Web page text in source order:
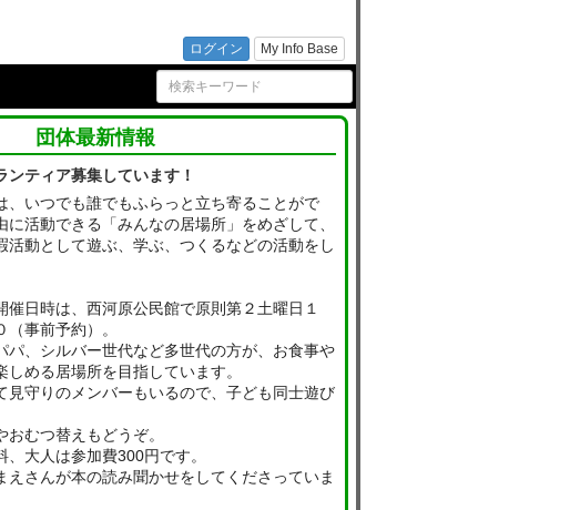
ログイン My Info Base
ンター
団体最新情報
ティア募集しています！
、いつでも誰でもふらっと立ち寄ることがで
に活動できる「みんなの居場所」をめざして、
活動として遊ぶ、学ぶ、つくるなどの活動をし
催日時は、西河原公民館で原則第２土曜日１
事前予約）。
パ、シルバー世代など多世代の方が、お食事や
める居場所を目指しています。
見守りのメンバーもいるので、子ども同士遊び
おむつ替えもどうぞ。
、大人は参加費300円です。
えさんが本の読み聞かせをしてくださっていま